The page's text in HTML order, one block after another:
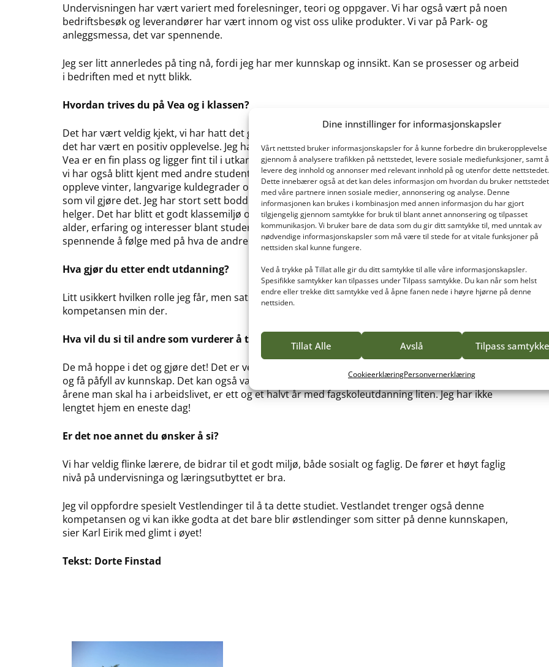
Dine innstillinger for informasjonskapsler
Vårt nettsted bruker informasjonskapsler for å kunne forbedre din brukeropplevelse
gjennom å analysere trafikken på nettstedet, levere sosiale mediefunksjoner, samt å
levere deg innhold og annonser med relevant innhold på og utenfor dette nettstedet.
Dette innebærer også at det kan deles informasjon om hvordan du bruker nettstedet
med våre partnere innen sosiale medier, annonsering og analyse. Denne
informasjonen kan brukes i kombinasjon med annen informasjon du har gjort
tilgjengelig gjennom samtykke for bruk til blant annet annonsering og tilpasset
kommunikasjon. Vi bruker bare de data som du gir ditt samtykke til, med unntak av
nødvendige informasjonskapsler som må være til stede for at vitale funksjoner på
nettsiden skal kunne fungere.
Ved å trykke på Tillat alle gir du ditt samtykke til alle våre informasjonskapsler.
Spesifikke samtykker kan tilpasses under Tilpass samtykke. Du kan når som helst
endre eller trekke ditt samtykke ved å åpne fanen nede i høyre hjørne på denne
nettsiden.
Tillat Alle Avslå Tilpass samtykke
CookieerklæringPersonvernerklæring
Undervisningen har vært variert med forelesninger, teori og oppgaver. Vi har også vært på noen
bedriftsbesøk og leverandører har vært innom og vist oss ulike produkter. Vi var på Park- og
anleggsmessa, det var spennende.
Jeg ser litt annerledes på ting nå, fordi jeg har mer kunnskap og innsikt. Kan se prosesser og arbeid
i bedriften med et nytt blikk.
Hvordan trives du på Vea og i klassen?
Det har vært veldig kjekt, vi har hatt det godt. Litt utfordrende å venne seg til å bo i kollektiv, men
det har vært en positiv opplevelse. Jeg har blitt kjent med mange nye folk og utvidet perspektivet.
Vea er en fin plass og ligger fint til i utkanten av Moelv. Skolen har gode boforhold, treningsrom og
vi har også blitt kjent med andre studenter. For meg som er vestlending har det vært ekstra gøy å
oppleve vinter, langvarige kuldegrader og mye snø! Det er gode muligheter for å gå på ski for den
som vil gjøre det. Jeg har stort sett bodd på skolen gjennom hele semesteret, både ukedager og
helger. Det har blitt et godt klassemiljø og vi har bodd tett sammen og blitt en god gjeng. Variert
alder, erfaring og interesser blant studentene i klassen har utelukkende vært positivt. Det blir
spennende å følge med på hva de andre gjør videre og hva vi gjør når vi møtes igjen for reunion.
Hva gjør du etter endt utdanning?
Litt usikkert hvilken rolle jeg får, men satser på å fortsette i Stangeland og kunne bruke den nye
kompetansen min der.
Hva vil du si til andre som vurderer å ta fagskoleutdanning?
De må hoppe i det og gjøre det! Det er veldig kjekt både sosialt og faglig, samt å utvikle seg videre
og få påfyll av kunnskap. Det kan også være fint med en pause fra det daglige. Med tanke på alle de
årene man skal ha i arbeidslivet, er ett og et halvt år med fagskoleutdanning liten. Jeg har ikke
lengtet hjem en eneste dag!
Er det noe annet du ønsker å si?
Vi har veldig flinke lærere, de bidrar til et godt miljø, både sosialt og faglig. De fører et høyt faglig
nivå på undervisninga og læringsutbyttet er bra.
Jeg vil oppfordre spesielt Vestlendinger til å ta dette studiet. Vestlandet trenger også denne
kompetansen og vi kan ikke godta at det bare blir østlendinger som sitter på denne kunnskapen,
sier Karl Eirik med glimt i øyet!
Tekst: Dorte Finstad